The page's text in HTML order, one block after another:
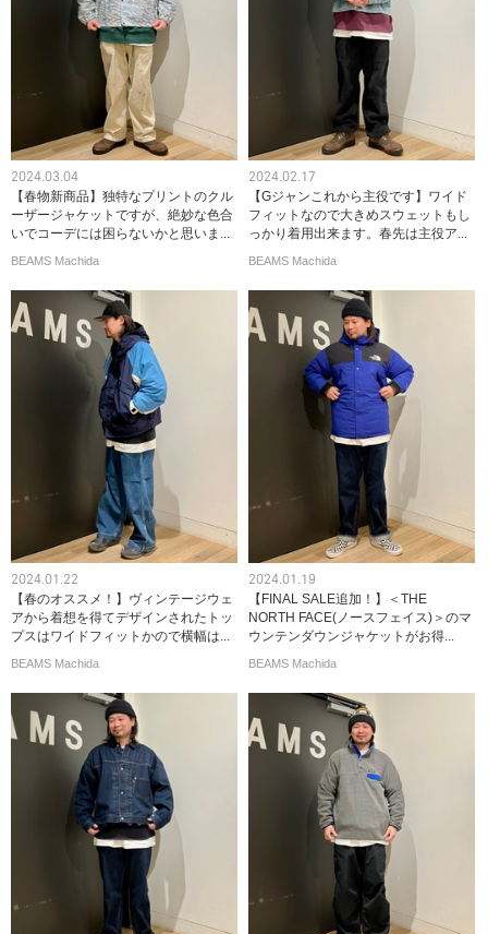
2024.03.04
【春物新商品】独特なプリントのクル
ーザージャケットですが、絶妙な色合
いでコーデには困らないかと思いま...
BEAMS Machida
2024.02.17
【Gジャンこれから主役です】ワイド
フィットなので大きめスウェットもし
っかり着用出来ます。春先は主役ア...
BEAMS Machida
2024.01.22
【春のオススメ！】ヴィンテージウェ
アから着想を得てデザインされたトッ
プスはワイドフィットかので横幅は...
BEAMS Machida
2024.01.19
【FINAL SALE追加！】＜THE
NORTH FACE(ノースフェイス)＞のマ
ウンテンダウンジャケットがお得...
BEAMS Machida